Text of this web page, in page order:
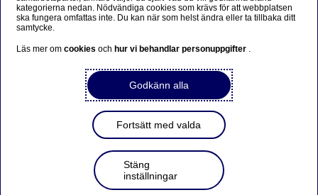
Bli værende på denne siden|Fortsett til en lignende
Delårsrapport för första
kvartalet 2012
Regulatoriskt pressmeddelande | 2012-04-24 06:55
kategorierna nedan. Nödvändiga cookies som krävs för att webbplatsen
ska fungera omfattas inte. Du kan när som helst ändra eller ta tillbaka ditt
samtycke.
Läs mer omcookiesoch hur vi behandlar personuppgifter .
Godkänn alla
Fortsätt med valda
Stäng
inställningar